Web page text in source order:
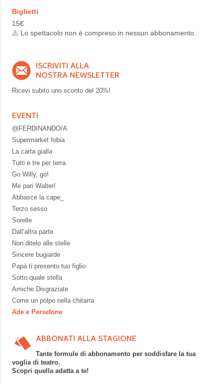
Biglietti
15€
⚠️ Lo spettacolo non è compreso in nessun abbonamento.
ISCRIVITI ALLA
NOSTRA NEWSLETTER
Ricevi subito uno sconto del 20%!
EVENTI
@FERDINANDO/A
Supermarket fobia
La carta gialla
Tutti e tre per terra
Go Willy, go!
Me pari Walter!
Abbasce la cape_
Terzo sesso
Sorelle
Dall’altra parte
Non ditelo alle stelle
Sincere bugiarde
Papà ti presento tuo figlio
Sotto quale stella
Amiche Disgraziate
Come un polpo nella chitarra
Ade e Persefone
ABBONATI ALLA STAGIONE
Tante formule di abbonamento per soddisfare la tua
voglia di teatro.
Scopri quella adatta a te!